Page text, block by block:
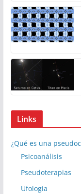
Links
¿Qué es una
Psicoanálisis
Pseudoterapias
Ufología